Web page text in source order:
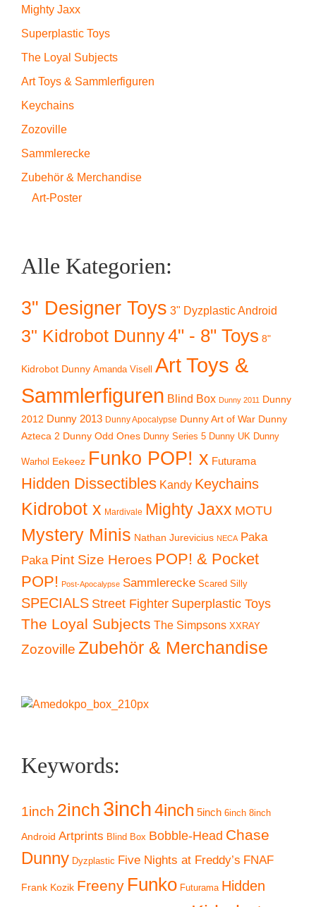
Mighty Jaxx
Superplastic Toys
The Loyal Subjects
Art Toys & Sammlerfiguren
Keychains
Zozoville
Sammlerecke
Zubehör & Merchandise
Art-Poster
Alle Kategorien:
3" Designer Toys 3" Dyzplastic Android
3" Kidrobot Dunny4" - 8" Toys 8"
Kidrobot Dunny Amanda Visell
Art Toys &
Sammlerfiguren Blind Box Dunny 2011 Dunny
2012 Dunny 2013 Dunny Apocalypse Dunny Art of War Dunny
Azteca 2 Dunny Odd Ones Dunny Series 5 Dunny UK Dunny
Warhol Eekeez Funko POP! x Futurama
Hidden Dissectibles Kandy Keychains
Kidrobot x Mardivale Mighty Jaxx MOTU
Mystery Minis Nathan Jurevicius NECA Paka
Paka Pint Size Heroes POP! & Pocket
POP! Post-Apocalypse Sammlerecke Scared Silly
SPECIALS Street Fighter Superplastic Toys
The Loyal Subjects The Simpsons XXRAY
Zozoville Zubehör & Merchandise
Keywords:
1inch 2inch 3inch4inch 5inch 6inch 8inch
Android Artprints Blind Box Bobble-Head Chase
Dunny Dyzplastic Five Nights at Freddy’s FNAF
Frank Kozik Freeny Funko Futurama Hidden